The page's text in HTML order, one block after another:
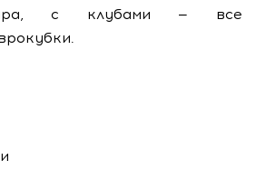
с клубами — все